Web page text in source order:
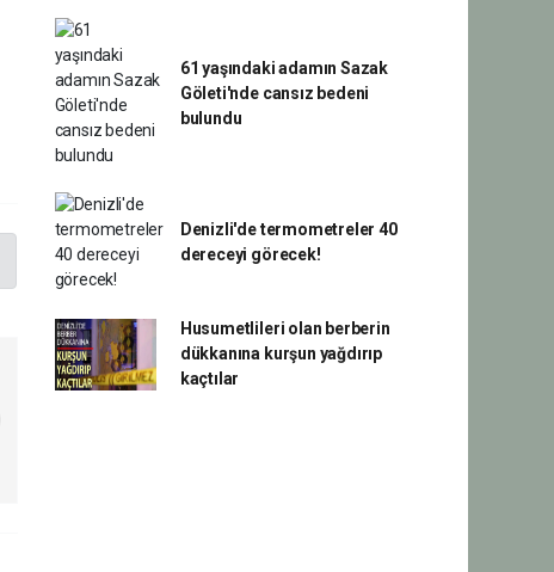
61 yaşındaki adamın Sazak
Göleti'nde cansız bedeni
bulundu
Denizli'de termometreler 40
dereceyi görecek!
Husumetlileri olan berberin
dükkanına kurşun yağdırıp
kaçtılar